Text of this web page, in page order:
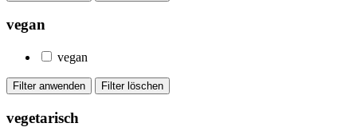
vegan
vegan
vegetarisch